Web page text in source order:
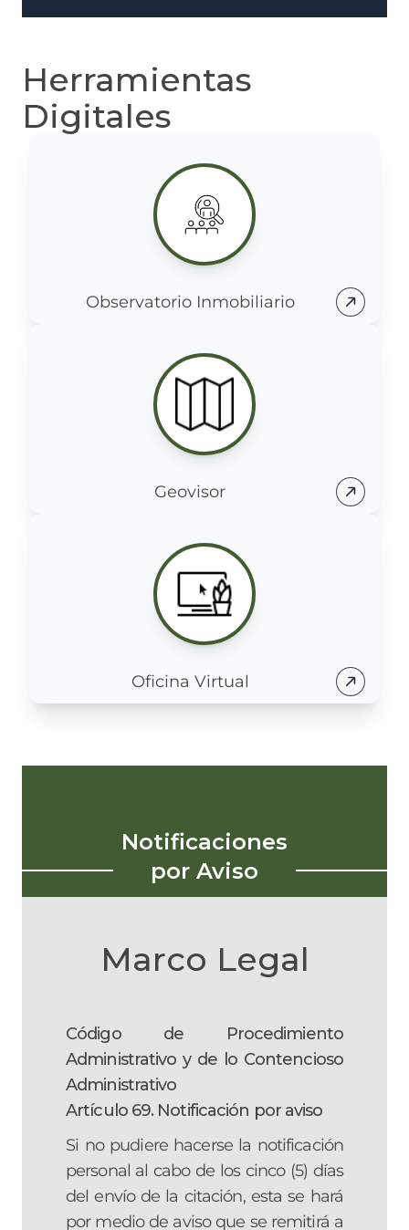
Herramientas
Digitales
Observatorio Inmobiliario
Geovisor
Oficina Virtual
Notificaciones
por Aviso
Marco Legal
Código de Procedimiento
Administrativo y de lo Contencioso
Administrativo
Artículo 69. Notificación por aviso
Si no pudiere hacerse la notificación
personal al cabo de los cinco (5) días
del envío de la citación, esta se hará
por medio de aviso que se remitirá a